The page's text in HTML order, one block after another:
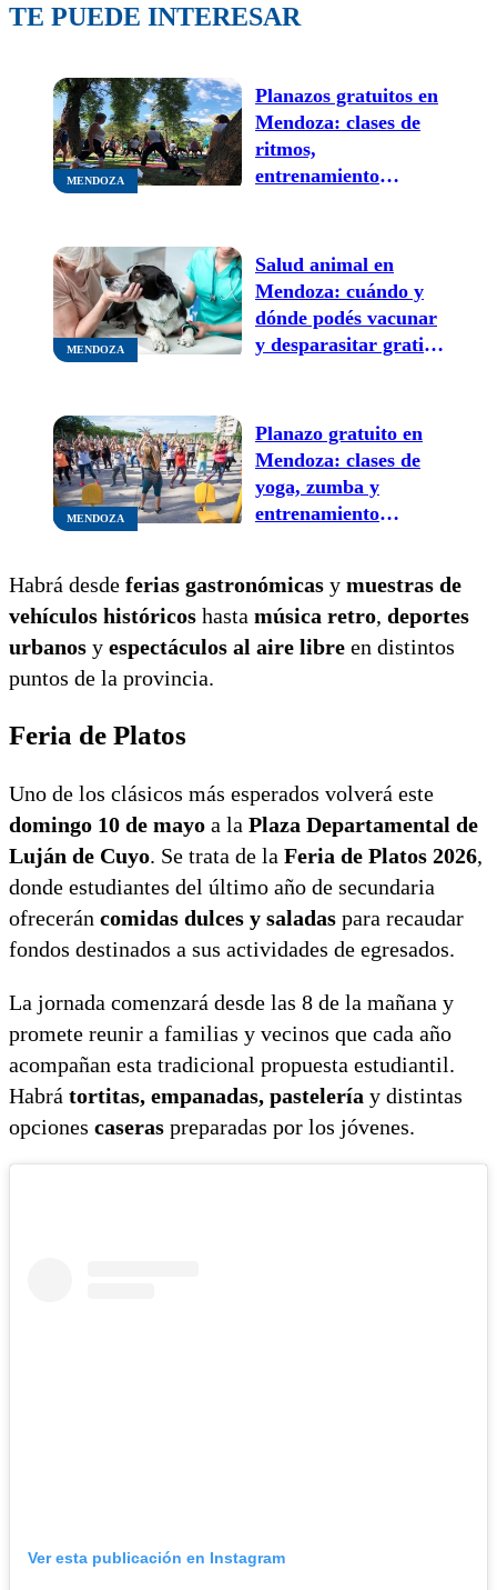
TE PUEDE INTERESAR
MENDOZA
Planazos gratuitos en
Mendoza: clases de
ritmos,
entrenamiento
para disfrutar este fin
de semana
MENDOZA
Salud animal en
Mendoza: cuándo y
dónde podés vacunar
y desparasitar gratis
MENDOZA
Planazo gratuito en
Mendoza: clases de
yoga, zumba y
entrenamiento
Habrá desde ferias gastronómicas y muestras de
vehículos históricos hasta música retro, deportes
urbanos y espectáculos al aire libre en distintos
puntos de la provincia.
Feria de Platos
Uno de los clásicos más esperados volverá este
domingo 10 de mayo a la Plaza Departamental de
Luján de Cuyo. Se trata de la Feria de Platos 2026,
donde estudiantes del último año de secundaria
ofrecerán comidas dulces y saladas para recaudar
fondos destinados a sus actividades de egresados.
La jornada comenzará desde las 8 de la mañana y
promete reunir a familias y vecinos que cada año
acompañan esta tradicional propuesta estudiantil.
Habrá tortitas, empanadas, pastelería y distintas
opciones caseras preparadas por los jóvenes.
Ver esta publicación en Instagram